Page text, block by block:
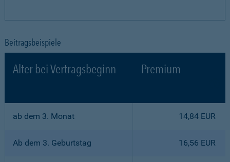
Beitragsbeispiele
Alter bei Vertragsbeginn Premium
ab dem 3. Monat 14,84 EUR
Ab dem 3. Geburtstag 16,56 EUR